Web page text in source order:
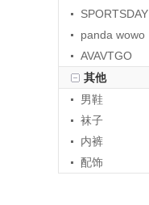
SPORTSDAY
panda wowo
AVAVTGO
其他
男鞋
袜子
内裤
配饰